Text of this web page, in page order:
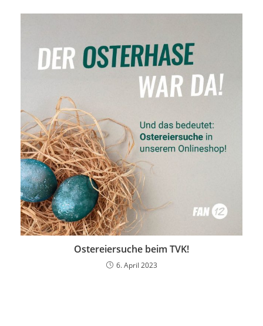
Ostereiersuche beim TVK!
6. April 2023